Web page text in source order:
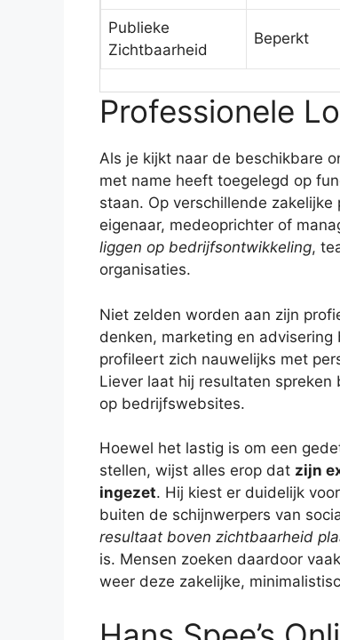
Publieke
Zichtbaarheid
Beperkt
Professionele
Als je kijkt naar de beschikbare
met name heeft toegelegd op
staan. Op verschillende
eigenaar, medeoprichter of
liggen op bedrijfsontwikkeling,
organisaties.
Niet zelden worden aan zijn
denken, marketing en
profileert zich nauwelijks met
Liever laat hij resultaten
op bedrijfswebsites.
Hoewel het lastig is om een
stellen, wijst alles erop dat zijn
ingezet. Hij kiest er duidelijk
buiten de schijnwerpers van
resultaat boven zichtbaarheid
is. Mensen zoeken daardoor
weer deze zakelijke,